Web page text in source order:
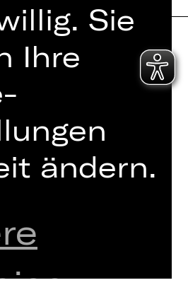
Jobs
Interner Bereich
AGB
Datenschutz
Sie
Ihre
ändern.